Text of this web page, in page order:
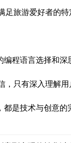
旅游爱好者的特
程语言选择和
，只有深入理解
是技术与创意的